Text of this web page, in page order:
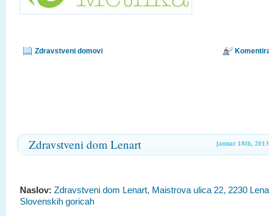
Zdravstveni domovi
januar 18th, 2013
Zdravstveni dom Lenart
Naslov: Zdravstveni dom Lenart, Maistrova ulica 22, 2230
Slovenskih goricah